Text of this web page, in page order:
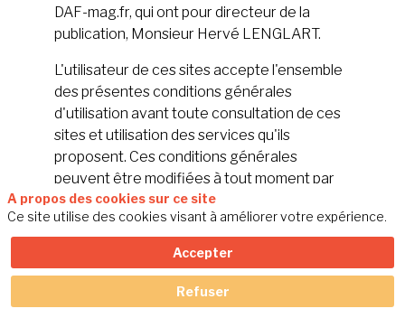
DAF-mag.fr, qui ont pour directeur de la
publication, Monsieur Hervé LENGLART.
L'utilisateur de ces sites accepte l'ensemble
des présentes conditions générales
d'utilisation avant toute consultation de ces
sites et utilisation des services qu'ils
proposent. Ces conditions générales
peuvent être modifiées à tout moment par
EDITIALIS.
Certains services nécessitent des conditions
particulières d'utilisation, complétant ou,
dans certains cas, se substituant aux
présentes conditions générales. Lorsqu'elles
A propos des cookies sur ce site
Ce site utilise des cookies visant à améliorer votre expérience.
Accepter
Refuser